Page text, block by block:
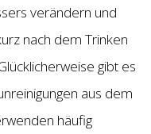
verändern und
nach dem Trinken
gibt es
aus dem
häufig